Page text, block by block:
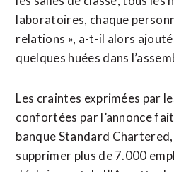
laboratoires, chaque
relations », a-t-il alors
quelques huées dans
Les craintes exprimées par
confortées par l’annonce
banque Standard
supprimer plus de 7.000